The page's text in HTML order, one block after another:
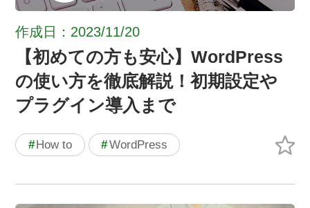
作成日：2023/11/20
【初めての方も安心】WordPress
の使い方を徹底解説！初期設定や
プラグイン導入まで
#How to #WordPress